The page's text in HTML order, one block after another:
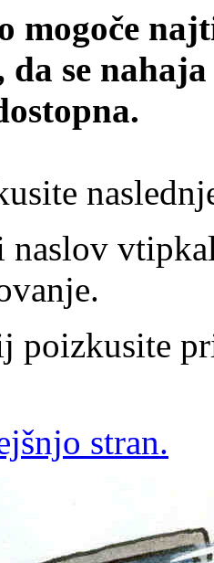
mogoče
da se
naslov
poizkusite
stran.